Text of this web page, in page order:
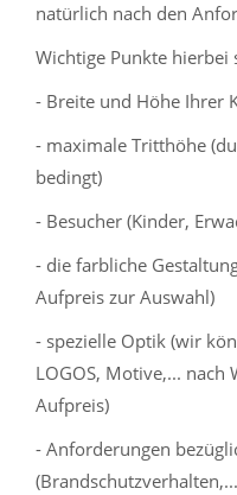
natürlich nach den
Wichtige Punkte hierbei
- Breite und Höhe Ihrer
- maximale Tritthöhe
bedingt)
- Besucher (Kinder,
- die farbliche
Aufpreis zur Auswahl)
- spezielle Optik (wir
LOGOS, Motive,... nach
Aufpreis)
- Anforderungen